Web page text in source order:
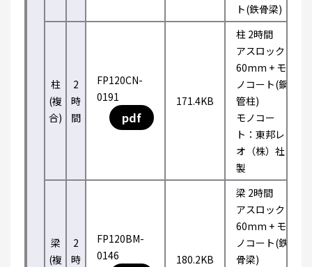
ト(鉄骨梁)
柱
(複
合)
2
時
間
FP120CN-
0191
pdf
171.4KB
柱 2時間
アスロック
60mm + モ
ノコート(鋼
管柱)
モノコー
ト：東邦レ
オ（株）社
製
梁
(複
2
時
FP120BM-
0146
180.2KB
梁 2時間
アスロック
60mm + モ
ノコート(鉄
骨梁)